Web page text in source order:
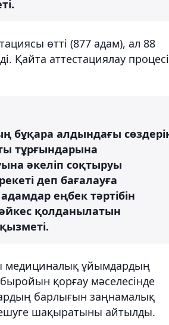
өтті (877 адам), ал 88
Қайта аттестациялау процесі
алдындағы
тұрғындарына
әкеліп соқтыруы
деп бағалауға
еңбек тәртібін
қолданылатын
медициналық ұйымдардың
қорғау мәселесінде
барлығын заңнамалық
шақыратыны айтылды.